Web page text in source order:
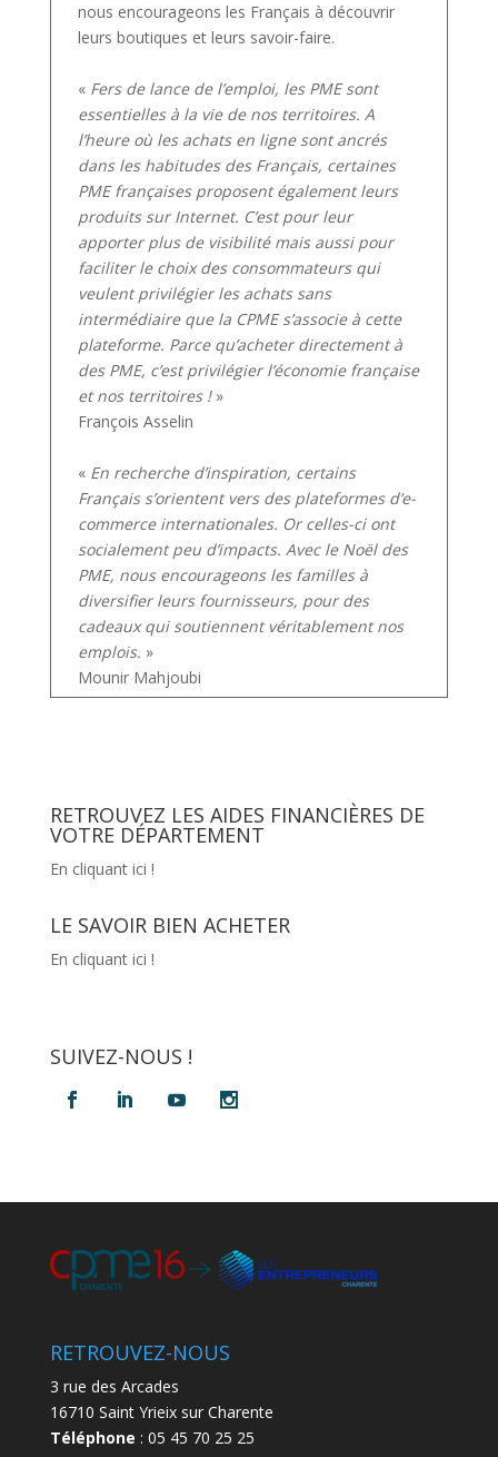
nous encourageons les Français à découvrir
leurs boutiques et leurs savoir-faire.
« Fers de lance de l’emploi, les PME sont
essentielles à la vie de nos territoires. A
l’heure où les achats en ligne sont ancrés
dans les habitudes des Français, certaines
PME françaises proposent également leurs
produits sur Internet. C’est pour leur
apporter plus de visibilité mais aussi pour
faciliter le choix des consommateurs qui
veulent privilégier les achats sans
intermédiaire que la CPME s’associe à cette
plateforme. Parce qu’acheter directement à
des PME, c’est privilégier l’économie française
et nos territoires !»
François Asselin
« En recherche d’inspiration, certains
Français s’orientent vers des plateformes d’e-
commerce internationales. Or celles-ci ont
socialement peu d’impacts. Avec le Noël des
PME, nous encourageons les familles à
diversifier leurs fournisseurs, pour des
cadeaux qui soutiennent véritablement nos
emplois. »
Mounir Mahjoubi
RETROUVEZ LES AIDES FINANCIÈRES DE
VOTRE DÉPARTEMENT
En cliquant ici !
LE SAVOIR BIEN ACHETER
En cliquant ici !
SUIVEZ-NOUS !
RETROUVEZ-NOUS
3 rue des Arcades
16710 Saint Yrieix sur Charente
Téléphone : 05 45 70 25 25